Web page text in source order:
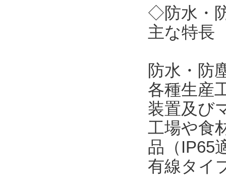
◇防水・
主な特長
防水・防
各種生産
装置及び
工場や食
品（IP65
有線タイ